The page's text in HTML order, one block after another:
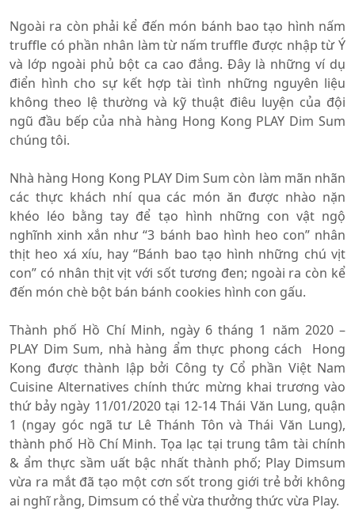
Ngoài ra còn phải kể đến món bánh bao tạo hình nấm
truffle có phần nhân làm từ nấm truffle được nhập từ Ý
và lớp ngoài phủ bột ca cao đắng. Đây là những ví dụ
điển hình cho sự kết hợp tài tình những nguyên liệu
không theo lệ thường và kỹ thuật điêu luyện của đội
ngũ đầu bếp của nhà hàng Hong Kong PLAY Dim Sum
chúng tôi.
Nhà hàng Hong Kong PLAY Dim Sum còn làm mãn nhãn
các thực khách nhí qua các món ăn được nhào nặn
khéo léo bằng tay để tạo hình những con vật ngộ
nghĩnh xinh xắn như “3 bánh bao hình heo con” nhân
thịt heo xá xíu, hay “Bánh bao tạo hình những chú vịt
con” có nhân thịt vịt với sốt tương đen; ngoài ra còn kể
đến món chè bột bán bánh cookies hình con gấu.
Thành phố Hồ Chí Minh, ngày 6 tháng 1 năm 2020 –
PLAY Dim Sum, nhà hàng ẩm thực phong cách Hong
Kong được thành lập bởi Công ty Cổ phần Việt Nam
Cuisine Alternatives chính thức mừng khai trương vào
thứ bảy ngày 11/01/2020 tại 12-14 Thái Văn Lung, quận
1 (ngay góc ngã tư Lê Thánh Tôn và Thái Văn Lung),
thành phố Hồ Chí Minh. Tọa lạc tại trung tâm tài chính
& ẩm thực sầm uất bậc nhất thành phố; Play Dimsum
vừa ra mắt đã tạo một cơn sốt trong giới trẻ bởi không
ai nghĩ rằng, Dimsum có thể vừa thưởng thức vừa Play.